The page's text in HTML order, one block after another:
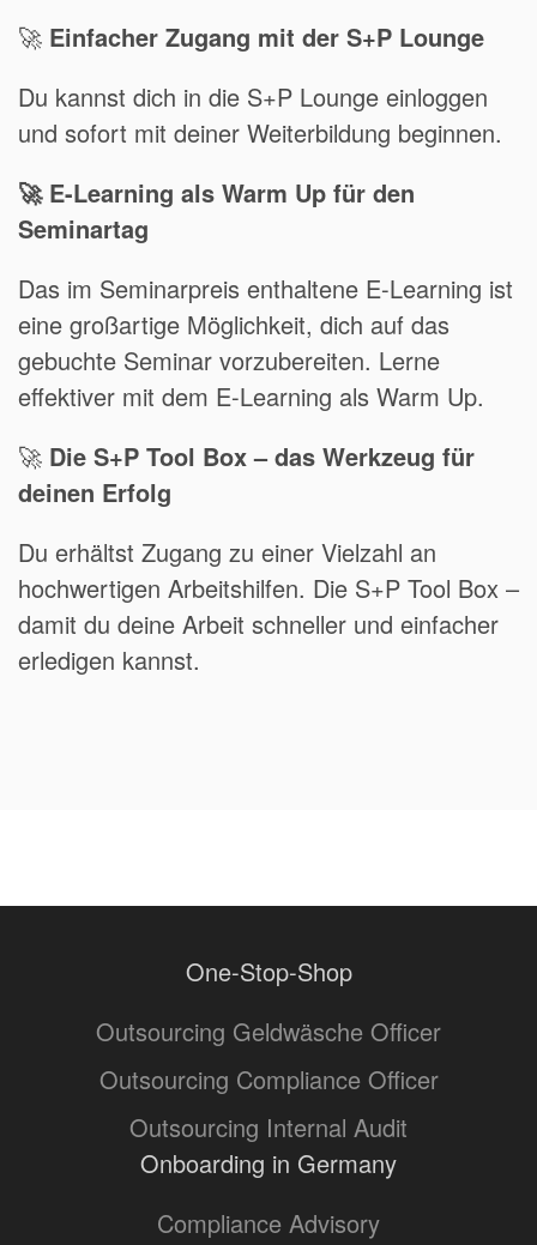
🚀 Einfacher Zugang mit der S+P Lounge
Du kannst dich in die S+P Lounge einloggen
und sofort mit deiner Weiterbildung beginnen.
🚀 E-Learning als Warm Up für den
Seminartag
Das im Seminarpreis enthaltene E-Learning ist
eine großartige Möglichkeit, dich auf das
gebuchte Seminar vorzubereiten. Lerne
effektiver mit dem E-Learning als Warm Up.
🚀 Die S+P Tool Box – das Werkzeug für
deinen Erfolg
Du erhältst Zugang zu einer Vielzahl an
hochwertigen Arbeitshilfen. Die S+P Tool Box –
damit du deine Arbeit schneller und einfacher
erledigen kannst.
One-Stop-Shop
Outsourcing Geldwäsche Officer
Outsourcing Compliance Officer
Outsourcing Internal Audit
Onboarding in Germany
Compliance Advisory